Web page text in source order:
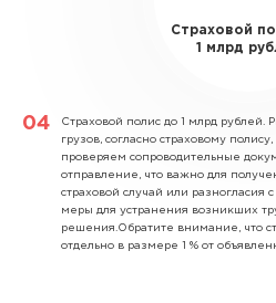
Страховой
1 млрд
Страховой полис до 1 млрд рублей.
грузов, согласно страховому
проверяем сопроводительные
отправление, что важно для
страховой случай или
меры для устранения возникших
решения.Обратите внимание, что
отдельно в размере 1 % от